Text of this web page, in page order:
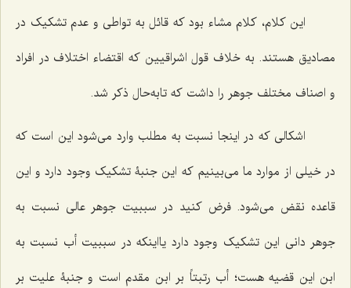
این کلام، کلام مشاء بود که قائل به تواطی و عدم تشکیک در
مصادیق هستند. به خلاف قول اشراقیین که اقتضاء اختلاف در افراد
و اصناف مختلف جوهر را داشت که تابه‌حال ذکر شد.
اشکالی که در اینجا نسبت به مطلب وارد می‌شود این است که
در خیلی از موارد ما می‌بینیم که این جنبۀ تشکیک وجود دارد و این
قاعده نقض می‌شود. فرض کنید در سببیت جوهر عالی نسبت به
جوهر دانی این تشکیک وجود دارد یااینکه در سببیت أب نسبت به
ابن این قضیه هست؛ أب رتبتاً بر ابن مقدم است و جنبۀ علیت بر